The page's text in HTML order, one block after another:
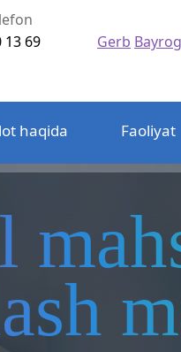
13 69
Gerb
haqida Faoliyat